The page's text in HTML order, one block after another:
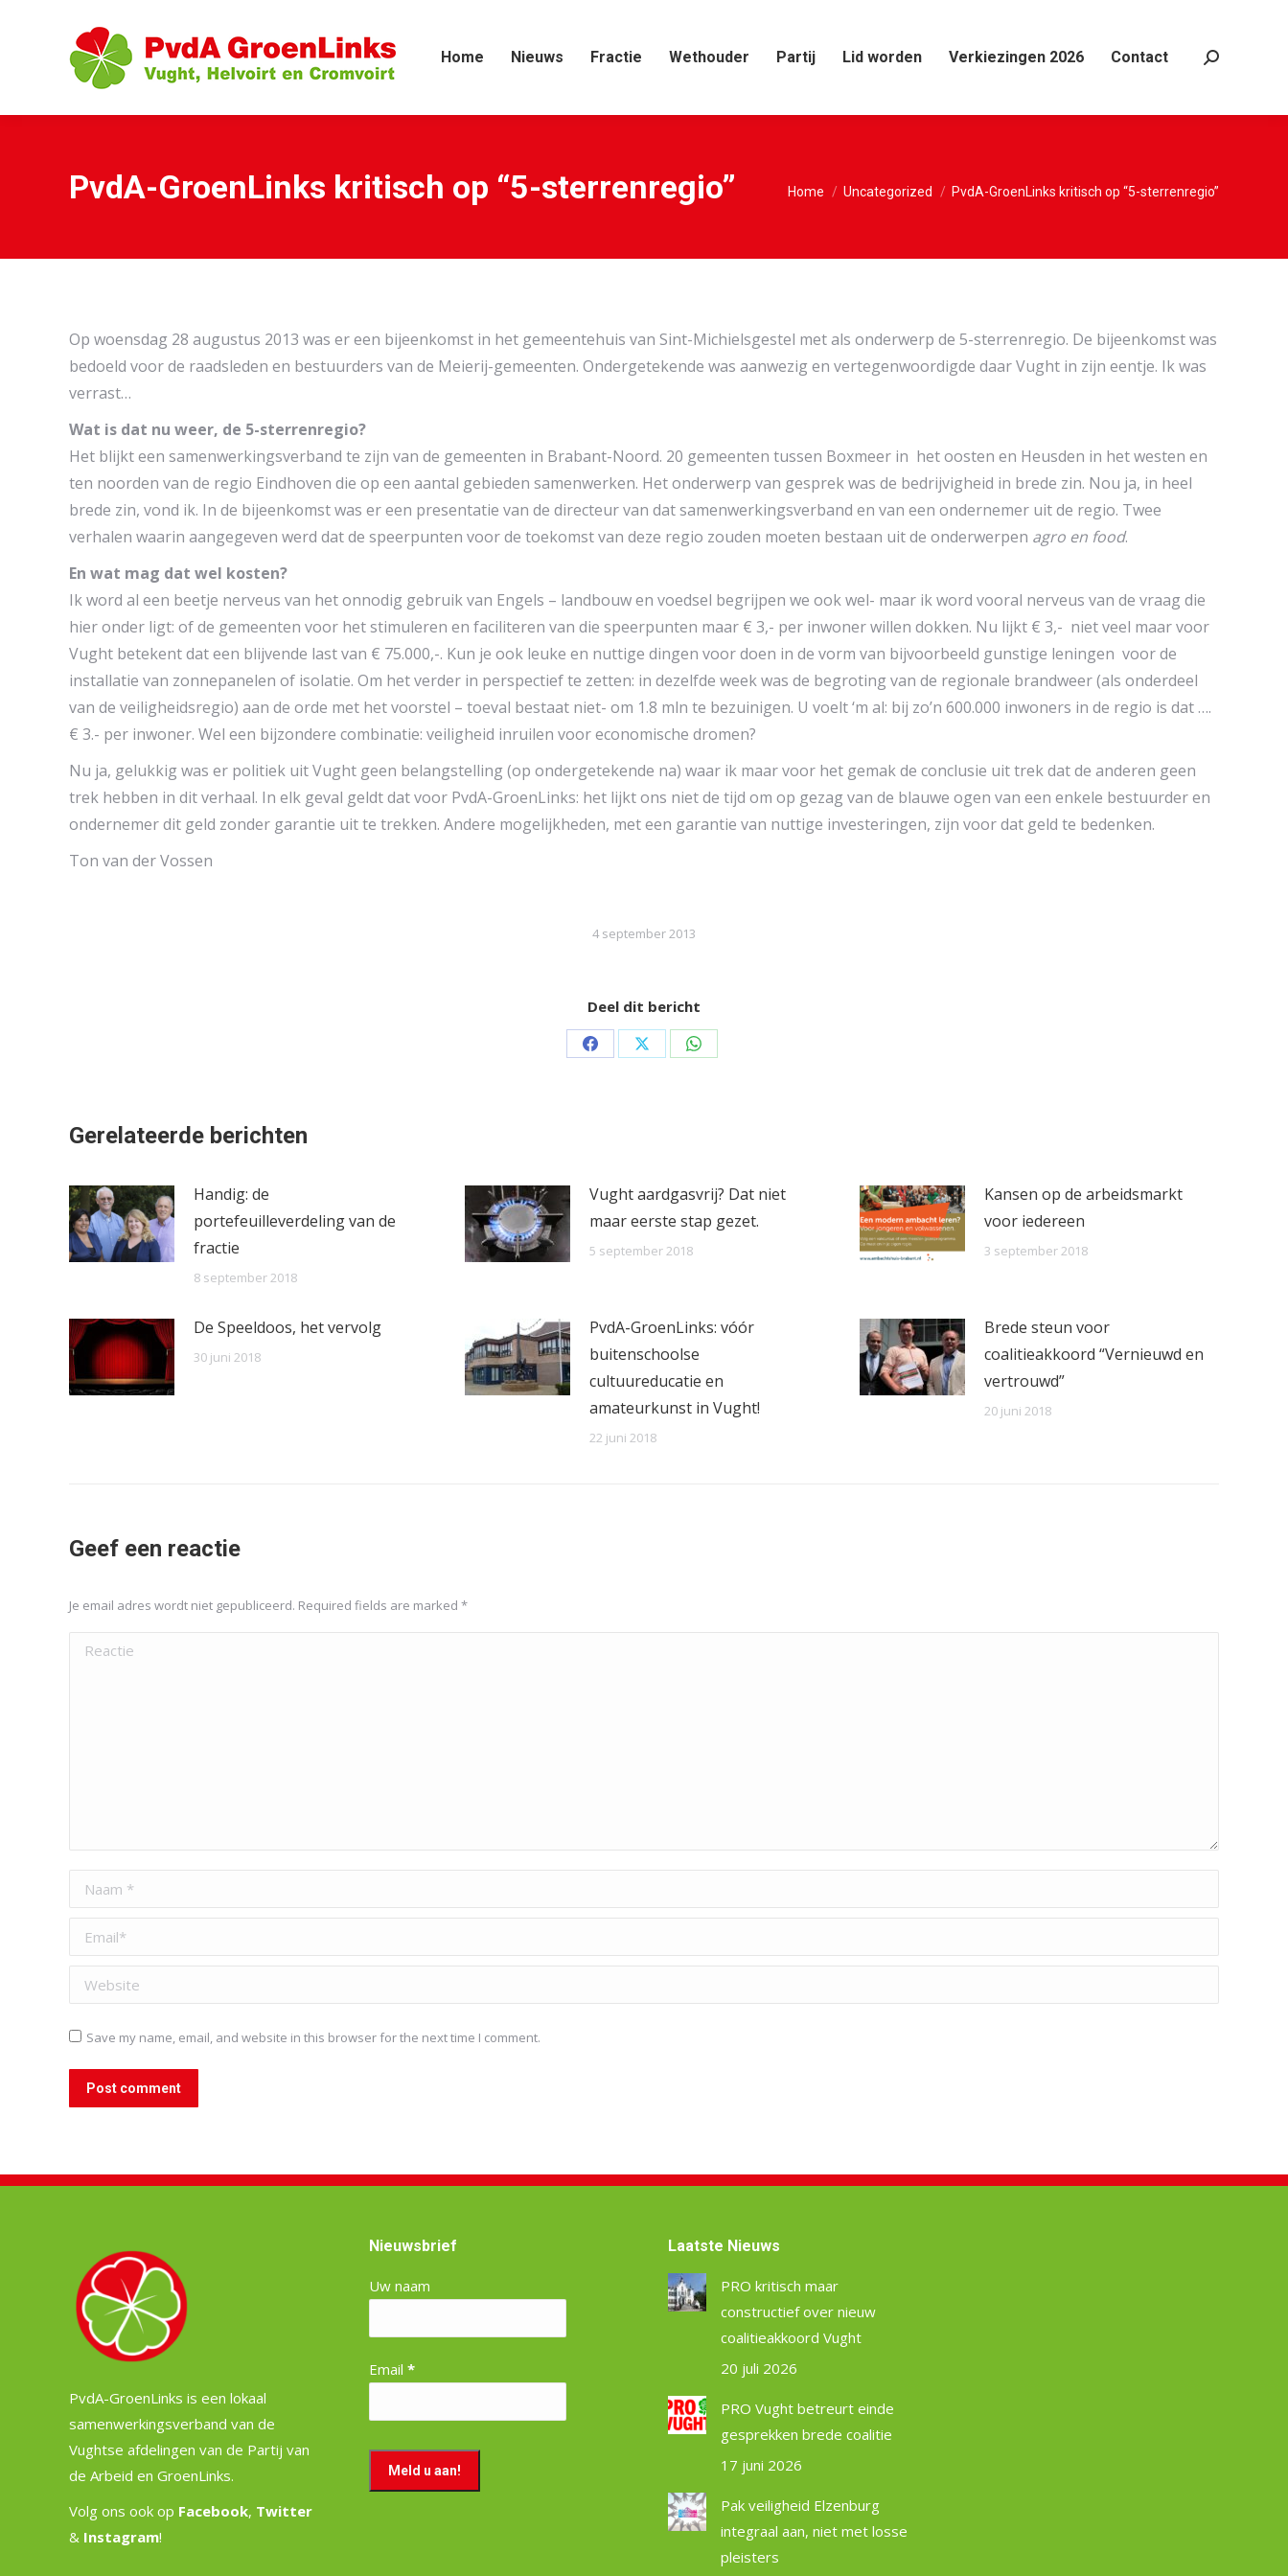
Home Nieuws Fractie Wethouder Partij Lid worden Verkiezingen 2026 Contact Search:
PvdA-GroenLinks kritisch op “5-sterrenregio” Je bent hier:
Home Uncategorized PvdA-GroenLinks kritisch op “5-sterrenregio”
Op woensdag 28 augustus 2013 was er een bijeenkomst in het gemeentehuis van Sint-Michielsgestel met als onderwerp de 5-sterrenregio. De bijeenkomst was
bedoeld voor de raadsleden en bestuurders van de Meierij-gemeenten. Ondergetekende was aanwezig en vertegenwoordigde daar Vught in zijn eentje. Ik was
verrast…
Wat is dat nu weer, de 5-sterrenregio?
Het blijkt een samenwerkingsverband te zijn van de gemeenten in Brabant-Noord. 20 gemeenten tussen Boxmeer in het oosten en Heusden in het westen en
ten noorden van de regio Eindhoven die op een aantal gebieden samenwerken. Het onderwerp van gesprek was de bedrijvigheid in brede zin. Nou ja, in heel
brede zin, vond ik. In de bijeenkomst was er een presentatie van de directeur van dat samenwerkingsverband en van een ondernemer uit de regio. Twee
verhalen waarin aangegeven werd dat de speerpunten voor de toekomst van deze regio zouden moeten bestaan uit de onderwerpen agro en food.
En wat mag dat wel kosten?
Ik word al een beetje nerveus van het onnodig gebruik van Engels – landbouw en voedsel begrijpen we ook wel- maar ik word vooral nerveus van de vraag die
hier onder ligt: of de gemeenten voor het stimuleren en faciliteren van die speerpunten maar € 3,- per inwoner willen dokken. Nu lijkt € 3,- niet veel maar voor
Vught betekent dat een blijvende last van € 75.000,-. Kun je ook leuke en nuttige dingen voor doen in de vorm van bijvoorbeeld gunstige leningen voor de
installatie van zonnepanelen of isolatie. Om het verder in perspectief te zetten: in dezelfde week was de begroting van de regionale brandweer (als onderdeel
van de veiligheidsregio) aan de orde met het voorstel – toeval bestaat niet- om 1.8 mln te bezuinigen. U voelt ‘m al: bij zo’n 600.000 inwoners in de regio is dat ….
€ 3.- per inwoner. Wel een bijzondere combinatie: veiligheid inruilen voor economische dromen?
Nu ja, gelukkig was er politiek uit Vught geen belangstelling (op ondergetekende na) waar ik maar voor het gemak de conclusie uit trek dat de anderen geen
trek hebben in dit verhaal. In elk geval geldt dat voor PvdA-GroenLinks: het lijkt ons niet de tijd om op gezag van de blauwe ogen van een enkele bestuurder en
ondernemer dit geld zonder garantie uit te trekken. Andere mogelijkheden, met een garantie van nuttige investeringen, zijn voor dat geld te bedenken.
Ton van der Vossen
4 september 2013
Deel dit bericht
Share Share Share
Gerelateerde berichten
Handig: de
portefeuilleverdeling van de
fractie
8 september 2018
Vught aardgasvrij? Dat niet
maar eerste stap gezet.
5 september 2018
Kansen op de arbeidsmarkt
voor iedereen
3 september 2018
De Speeldoos, het vervolg
30 juni 2018
PvdA-GroenLinks: vóór
buitenschoolse
cultuureducatie en
amateurkunst in Vught!
22 juni 2018
Brede steun voor
coalitieakkoord “Vernieuwd en
vertrouwd”
20 juni 2018
Geef een reactie
Je email adres wordt niet gepubliceerd. Required fields are marked *
Reactie
Naam *
Email *
Website
Save my name, email, and website in this browser for the next time I comment.
Post comment
PvdA-GroenLinks is een lokaal
samenwerkingsverband van de
Vughtse afdelingen van de Partij van
de Arbeid en GroenLinks.
Volg ons ook op Facebook, Twitter
& Instagram!
Nieuwsbrief
Uw naam
Email *
Laatste Nieuws
PRO kritisch maar
constructief over nieuw
coalitieakkoord Vught
20 juli 2026
PRO Vught betreurt einde
gesprekken brede coalitie
17 juni 2026
Pak veiligheid Elzenburg
integraal aan, niet met losse
pleisters